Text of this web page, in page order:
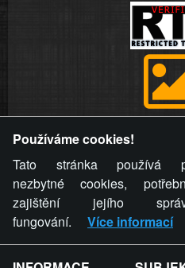
videa a komentáře. Osoba, které
stránky týče, ani osoba, která
stránku, nemůže z důvodu
komentáře pro výše
provozovateli stránky žádný
Používáme cookies!
Tato stránka používá
nezbytné cookies,
zajištění jejího
fungování.
Více informací